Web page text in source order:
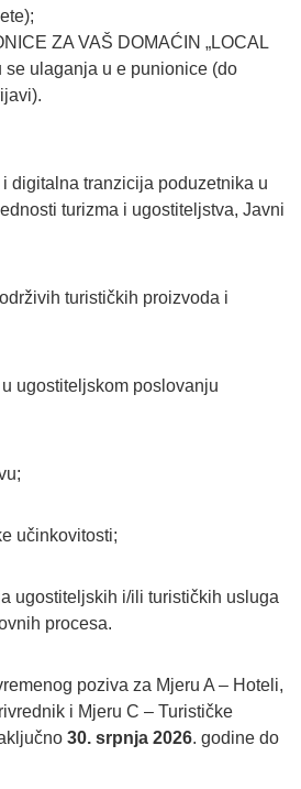
ZA VAŠ DOMAĆIN „LOCAL
se ulaganja u e punionice (do
digitalna tranzicija poduzetnika u
turizma i ugostiteljstva, Javni
turističkih proizvoda i
ugostiteljskom poslovanju
učinkovitosti;
ugostiteljskih i/ili turističkih usluga
procesa.
poziva za Mjeru A – Hoteli,
i Mjeru C – Turističke
30. srpnja 2026. godine do